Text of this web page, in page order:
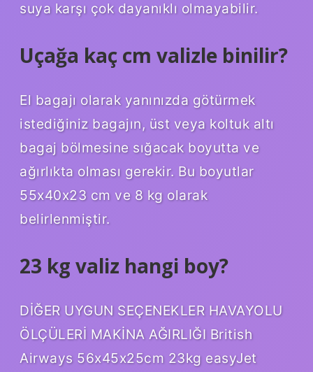
suya karşı çok dayanıklı olmayabilir.
Uçağa kaç cm valizle binilir?
El bagajı olarak yanınızda götürmek
istediğiniz bagajın, üst veya koltuk altı
bagaj bölmesine sığacak boyutta ve
ağırlıkta olması gerekir. Bu boyutlar
55x40x23 cm ve 8 kg olarak
belirlenmiştir.
23 kg valiz hangi boy?
DİĞER UYGUN SEÇENEKLER HAVAYOLU
ÖLÇÜLERİ MAKİNA AĞIRLIĞI British
Airways 56x45x25cm 23kg easyJet